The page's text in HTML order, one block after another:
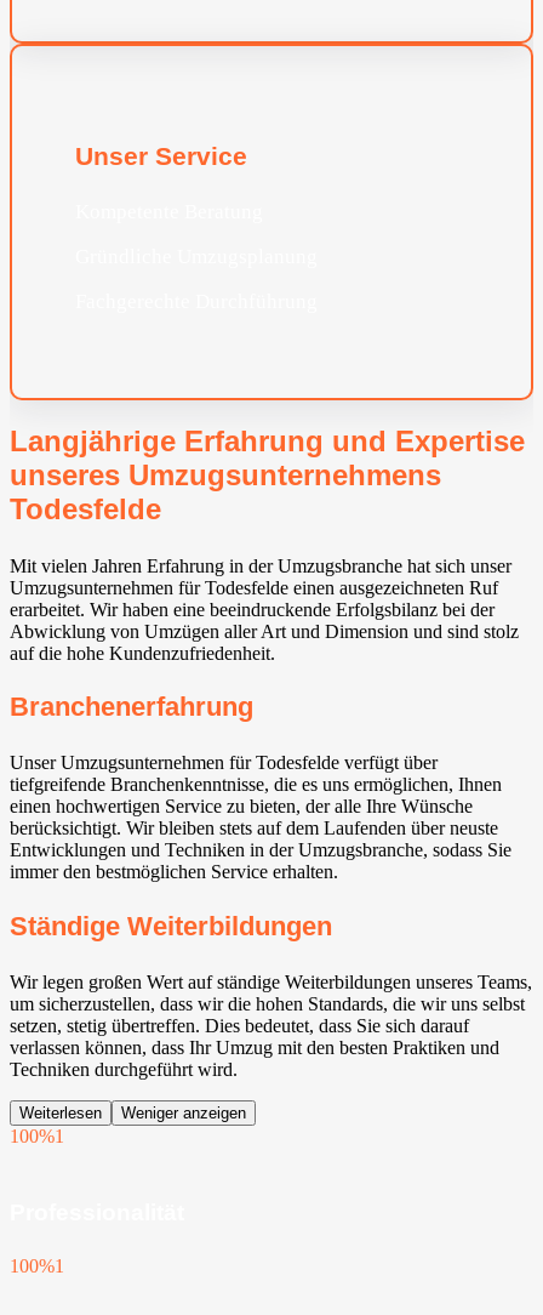
Unser Service
Langjährige Erfahrung und Expertise
unseres Umzugsunternehmens
Todesfelde
Mit vielen Jahren Erfahrung in der Umzugsbranche hat sich unser
Umzugsunternehmen für Todesfelde einen ausgezeichneten Ruf
erarbeitet. Wir haben eine beeindruckende Erfolgsbilanz bei der
Abwicklung von Umzügen aller Art und Dimension und sind stolz
auf die hohe Kundenzufriedenheit.
Branchenerfahrung
Unser Umzugsunternehmen für Todesfelde verfügt über
tiefgreifende Branchenkenntnisse, die es uns ermöglichen, Ihnen
einen hochwertigen Service zu bieten, der alle Ihre Wünsche
berücksichtigt. Wir bleiben stets auf dem Laufenden über neuste
Entwicklungen und Techniken in der Umzugsbranche, sodass Sie
immer den bestmöglichen Service erhalten.
Ständige Weiterbildungen
Wir legen großen Wert auf ständige Weiterbildungen unseres Teams,
um sicherzustellen, dass wir die hohen Standards, die wir uns selbst
setzen, stetig übertreffen. Dies bedeutet, dass Sie sich darauf
verlassen können, dass Ihr Umzug mit den besten Praktiken und
Techniken durchgeführt wird.
Weiterlesen Weniger anzeigen
100%1
100%1